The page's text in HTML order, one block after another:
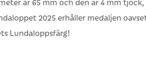
2025 erhåller medaljen
Lundaloppsfärg!